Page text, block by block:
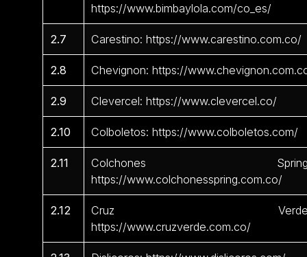
https://www.bimbaylola.com/co_es/
2.7 Carestino: https://www.carestino.com.co/
2.8 Chevignon: https://
2.9 Clevercel: https://www.clevercel.co/
2.10 Colboletos: https://www.colboletos.com/
2.11
Colchones
https://www.colchonesspring.com.co/
2.12
Cruz
https://www.cruzverde.com.co/